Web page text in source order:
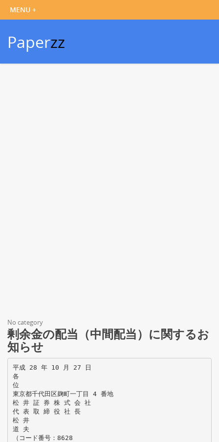
Paperzz
No category
剰余金の配当（中間配当）に関するお
知らせ
平成 28 年 10 月 27 日
各
位
東京都千代田区麹町一丁目 4 番地
松 井 証 券 株 式 会 社
代 表 取 締 役 社 長
松 井
道 夫
（コード番号：8628